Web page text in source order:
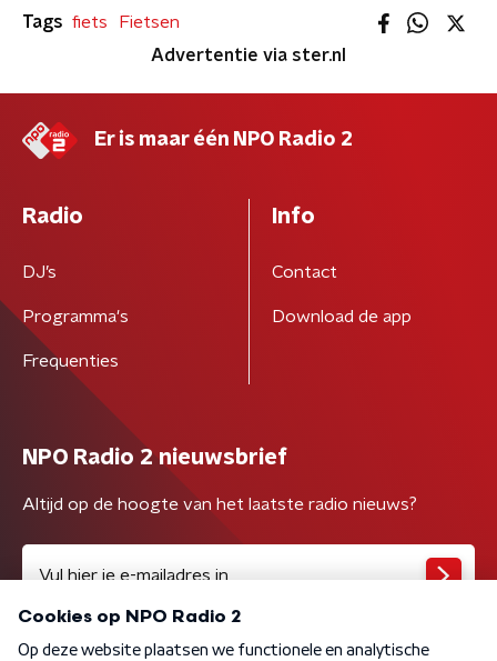
Tags fiets
Fietsen
Advertentie via ster.nl
Er is maar één NPO Radio 2
Radio
DJ’s
Programma's
Frequenties
Info
Contact
Download de app
NPO Radio 2 nieuwsbrief
Altijd op de hoogte van het laatste radio nieuws?